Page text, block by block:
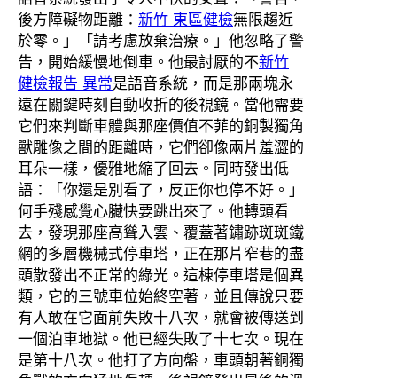
後方障礙物距離： 新竹 東區健檢無限趨近
於零。」「請考慮放棄治療。」他忽略了警
告，開始緩慢地倒車。他最討厭的不新竹
健檢報告 異常是語音系統，而是那兩塊永
遠在關鍵時刻自動收折的後視鏡。當他需要
它們來判斷車體與那座價值不菲的銅製獨角
獸雕像之間的距離時，它們卻像兩片羞澀的
耳朵一樣，優雅地縮了回去。同時發出低
語：「你還是別看了，反正你也停不好。」
何手殘感覺心臟快要跳出來了。他轉頭看
去，發現那座高聳入雲、覆蓋著鏽跡斑斑鐵
網的多層機械式停車塔，正在那片窄巷的盡
頭散發出不正常的綠光。這棟停車塔是個異
類，它的三號車位始終空著，並且傳說只要
有人敢在它面前失敗十八次，就會被傳送到
一個泊車地獄。他已經失敗了十七次。現在
是第十八次。他打了方向盤，車頭朝著銅獨